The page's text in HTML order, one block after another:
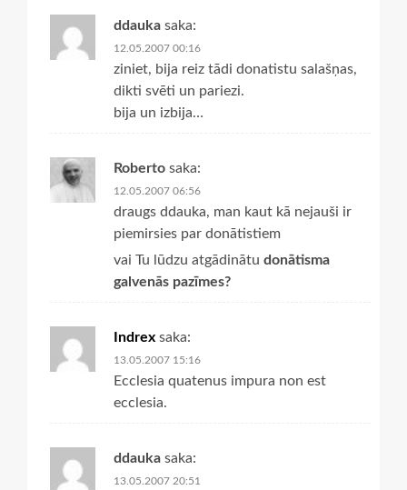
ddauka saka:
12.05.2007 00:16
ziniet, bija reiz tādi donatistu salašņas,
dikti svēti un pariezi.
bija un izbija…
Roberto saka:
12.05.2007 06:56
draugs ddauka, man kaut kā nejauši ir
piemirsies par donātistiem
vai Tu lūdzu atgādinātu donātisma
galvenās pazīmes?
Indrex saka:
13.05.2007 15:16
Ecclesia quatenus impura non est
ecclesia.
ddauka saka:
13.05.2007 20:51